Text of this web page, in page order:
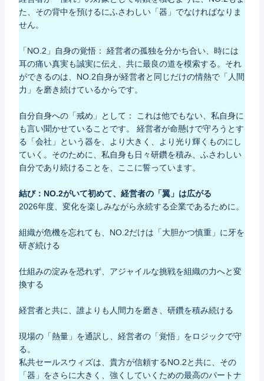
た、その背中を預けるにふさわしい「器」でなければなりま
せん。
「NO.2」自身の覚悟： 経営者の孤独を分かち合い、時には
耳の痛い真実も誠実に伝え、共に最良の道を模索する。それ
ができるのは、NO.2自身が経営者と同じだけの情熱で「人間
力」を磨き続けているからです。
自分自身への「戒め」として： これは他でもない、私自身に
も言い聞かせていることです。 経営者が命懸けで守ろうとす
る「会社」という器を、より大きく、より光り輝くものにし
ていく。そのために、私自身も日々研鑽を積み、ふさわしい
自分であり続けることを、ここに誓っています。
結び：NO.2がいて初めて、経営者の「翼」は広がる
2026年度、変化を楽しみながら永続する企業であるために。
組織が危機を忘れても、NO.2だけは「大胆かつ慎重」に牙を
研ぎ続ける
仕組みの淀みを恐れず、アジャイルな挑戦を組織の力へと変
換する
経営者と共に、誰よりも人間力を磨き、研鑽を積み続ける
現場の「熱量」を通訳し、経営者の「覚悟」をロジックで守
る。
私共セールスウィズは、貴方が信頼するNO.2と共に、その
「器」をさらに大きく、強くしていくための最高のパートナ